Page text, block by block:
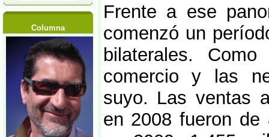
Columna
Frente a ese
comenzó un
bilaterales.
comercio y las
suyo. Las ventas
en 2008 fueron de